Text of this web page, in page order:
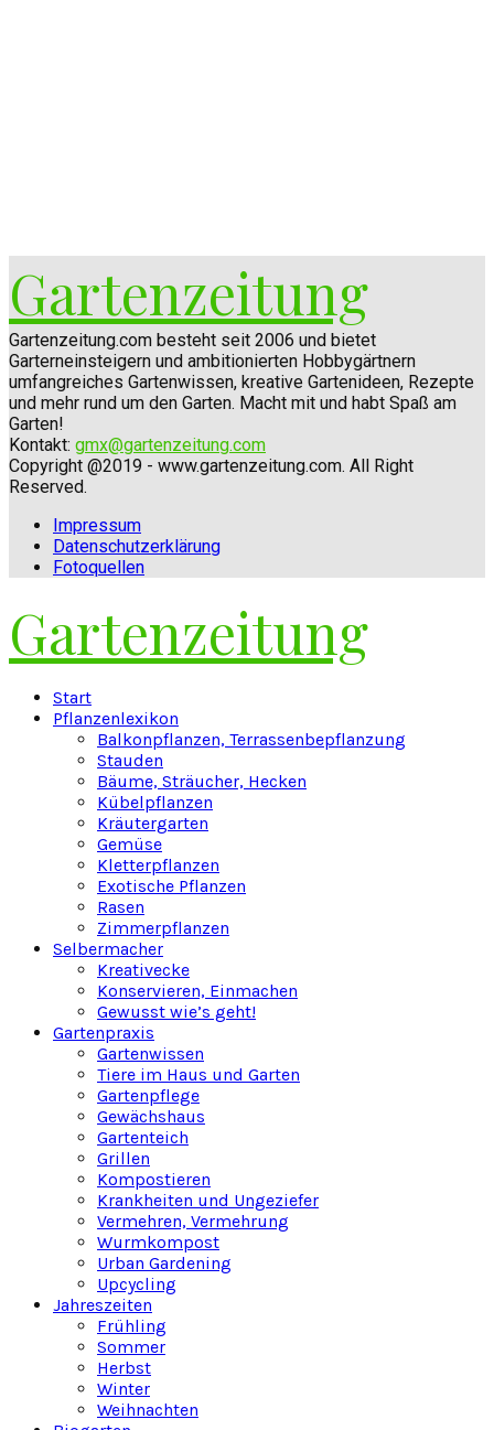
Gartenzeitung
Gartenzeitung.com besteht seit 2006 und bietet
Garterneinsteigern und ambitionierten Hobbygärtnern
umfangreiches Gartenwissen, kreative Gartenideen, Rezepte
und mehr rund um den Garten. Macht mit und habt Spaß am
Garten!
Kontakt: gmx@gartenzeitung.com
Copyright @2019 - www.gartenzeitung.com. All Right
Reserved.
Impressum
Datenschutzerklärung
Fotoquellen
Gartenzeitung
Start
Pflanzenlexikon
Balkonpflanzen, Terrassenbepflanzung
Stauden
Bäume, Sträucher, Hecken
Kübelpflanzen
Kräutergarten
Gemüse
Kletterpflanzen
Exotische Pflanzen
Rasen
Zimmerpflanzen
Selbermacher
Kreativecke
Konservieren, Einmachen
Gewusst wie’s geht!
Gartenpraxis
Gartenwissen
Tiere im Haus und Garten
Gartenpflege
Gewächshaus
Gartenteich
Grillen
Kompostieren
Krankheiten und Ungeziefer
Vermehren, Vermehrung
Wurmkompost
Urban Gardening
Upcycling
Jahreszeiten
Frühling
Sommer
Herbst
Winter
Weihnachten